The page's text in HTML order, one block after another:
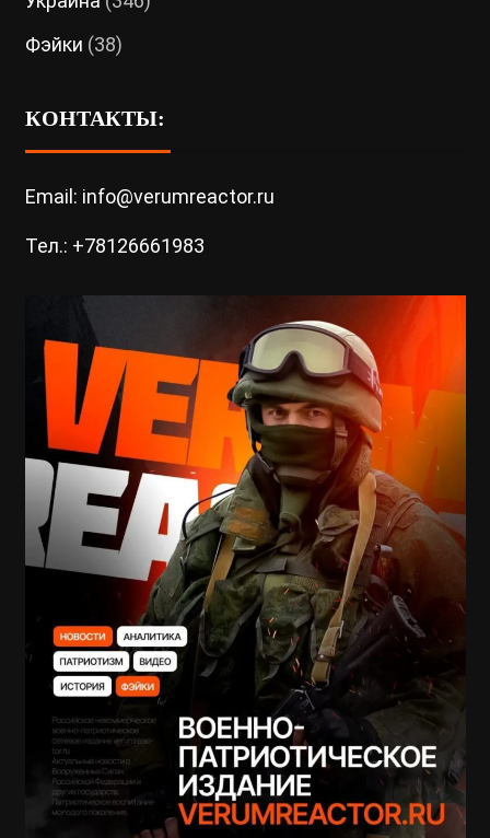
Фэйки (38)
КОНТАКТЫ:
Email: info@verumreactor.ru
Тел.: +78126661983